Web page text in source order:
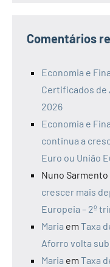
Comentários
Economia e
Certificados de
2026
Economia e
continua a
Euro ou União
Nuno Sarmento
crescer mais
Europeia – 2º
Maria em Taxa
Aforro volta
Maria em Taxa